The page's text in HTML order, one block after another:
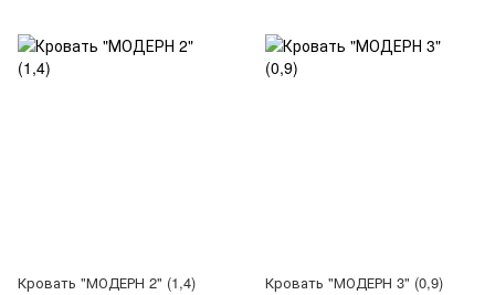
Кровать "МОДЕРН 2" (1,4) Кровать "МОДЕРН 3" (0,9)